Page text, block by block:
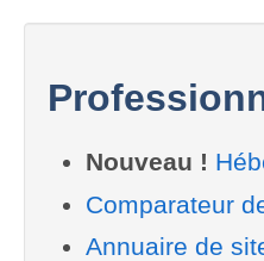
Nouveau !
Comparateur
Annuaire de